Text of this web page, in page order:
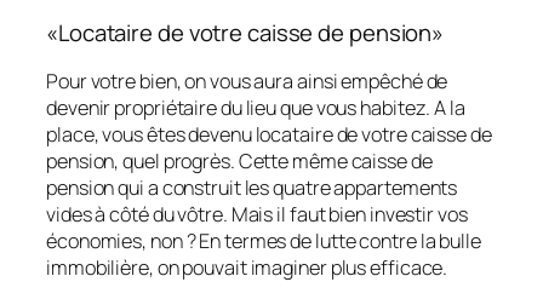
«Locataire de votre caisse de pension»
Pour votre bien, on vous aura ainsi empêché de
devenir propriétaire du lieu que vous habitez. A la
place, vous êtes devenu locataire de votre caisse de
pension, quel progrès. Cette même caisse de
pension qui a construit les quatre appartements
vides à côté du vôtre. Mais il faut bien investir vos
économies, non ? En termes de lutte contre la bulle
immobilière, on pouvait imaginer plus efficace.